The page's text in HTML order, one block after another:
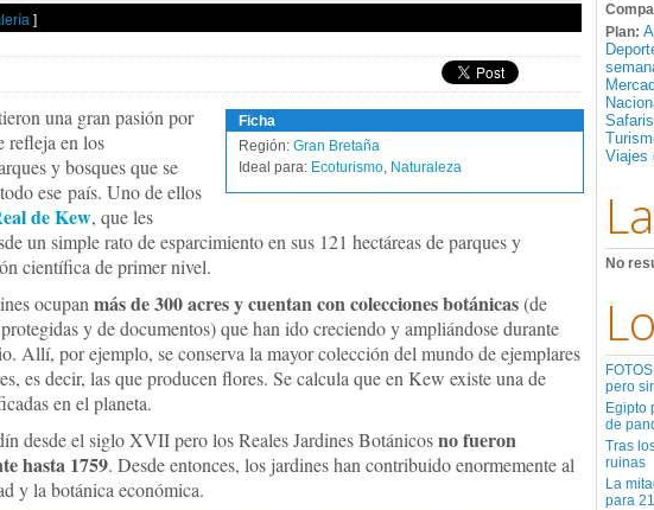
Plan:
Safaris
Viajes
No
pero
Egipto
de
Tras
ruinas
La
para
]
Ficha
Región: Gran Bretaña
Ideal para: Ecoturismo, Naturaleza
una gran pasión por
refleja en los
y bosques que se
ese país. Uno de ellos
de Kew, que les
un simple rato de esparcimiento en sus 121 hectáreas de parques y
científica de primer nivel.
ocupan más de 300 acres y cuentan con colecciones botánicas(de
y de documentos) que han ido creciendo y ampliándose durante
Allí, por ejemplo, se conserva la mayor colección del mundo de ejemplares
es decir, las que producen flores. Se calcula que en Kew existe una de
en el planeta.
desde el siglo XVII pero los Reales Jardines Botánicosno fueron
hasta 1759. Desde entonces, los jardines han contribuido enormemente al
y la botánica económica.